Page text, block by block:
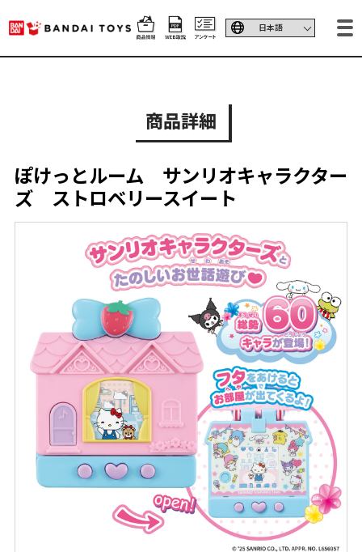
商品詳細
ぽけっとルーム サンリオキャラクター
ズ ストロベリースイート